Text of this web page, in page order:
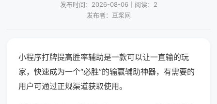
发布时间：2026-08-06｜阅读：2
发布者：豆浆网
小程序打牌提高胜率辅助是一款可以让一直输的玩
家，快速成为一个“必胜”的输赢辅助神器，有需要的
用户可通过正规渠道获取使用。